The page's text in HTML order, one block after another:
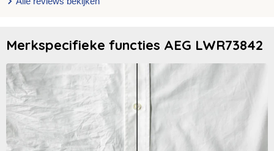
Merkspecifieke functies AEG LWR73842